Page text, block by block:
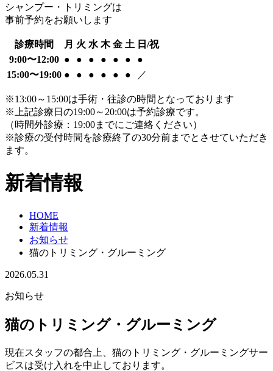
シャンプー・トリミングは
事前予約をお願いします
診療時間 月 火 水 木 金 土 日/祝
9:00〜12:00 ● ● ● ● ● ●
●
15:00〜19:00 ● ● ● ● ● ● ／
※13:00～15:00は手術・往診の時間となっております
※上記診療日の19:00～20:00は予約診療です。
（時間外診療：19:00までにご連絡ください）
※診療の受付時間を診療終了の30分前までとさせていただき
ます。
新着情報
HOME
新着情報
お知らせ
猫のトリミング・グルーミング
2026.05.31
お知らせ
猫のトリミング・グルーミング
現在スタッフの都合上、猫のトリミング・グルーミングサー
ビスは受け入れを中止しております。